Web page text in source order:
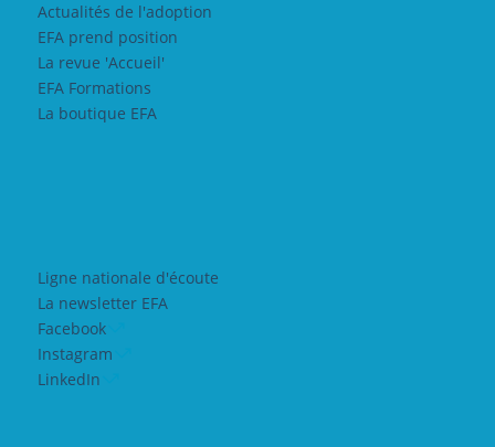
Actualités de l'adoption
EFA prend position
La revue 'Accueil'
EFA Formations
La boutique EFA
Ligne nationale d'écoute
La newsletter EFA
Facebook
Instagram
LinkedIn